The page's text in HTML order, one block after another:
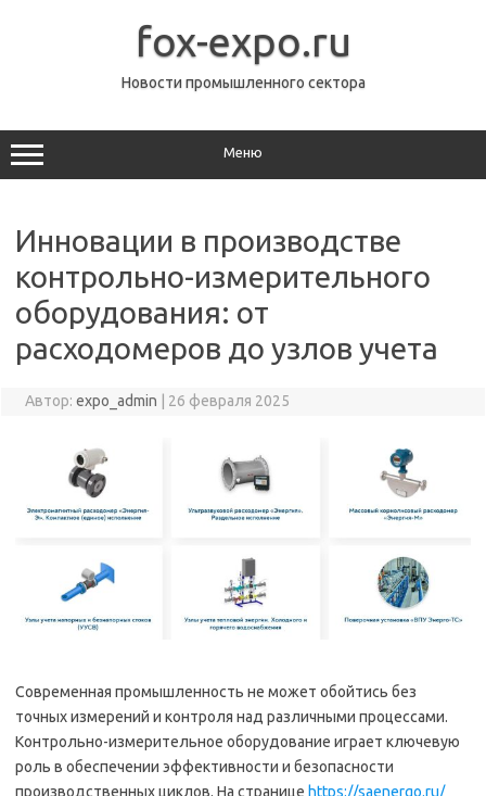
fox-expo.ru
Новости промышленного сектора
Меню
Инновации в производстве
контрольно-измерительного
оборудования: от
расходомеров до узлов учета
Автор: expo_admin 26 февраля 2025
Современная промышленность не может обойтись без
точных измерений и контроля над различными процессами.
Контрольно-измерительное оборудование играет ключевую
роль в обеспечении эффективности и безопасности
производственных циклов. На странице https://saenergo.ru/